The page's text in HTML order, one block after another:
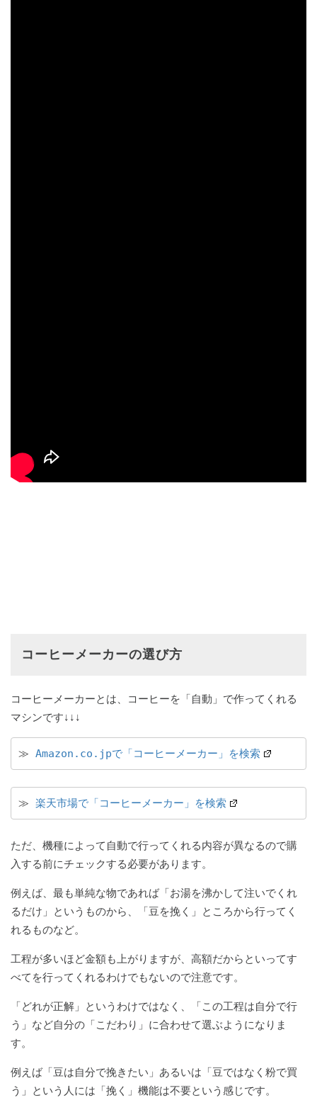
コーヒーメーカーの選び方
コーヒーメーカーとは、コーヒーを「自動」で作ってくれる
マシンです↓↓↓
≫ Amazon.co.jpで「コーヒーメーカー」を検索
≫ 楽天市場で「コーヒーメーカー」を検索
ただ、機種によって自動で行ってくれる内容が異なるので購
入する前にチェックする必要があります。
例えば、最も単純な物であれば「お湯を沸かして注いでくれ
るだけ」というものから、「豆を挽く」ところから行ってく
れるものなど。
工程が多いほど金額も上がりますが、高額だからといってす
べてを行ってくれるわけでもないので注意です。
「どれが正解」というわけではなく、「この工程は自分で行
う」など自分の「こだわり」に合わせて選ぶようになりま
す。
例えば「豆は自分で挽きたい」あるいは「豆ではなく粉で買
う」という人には「挽く」機能は不要という感じです。